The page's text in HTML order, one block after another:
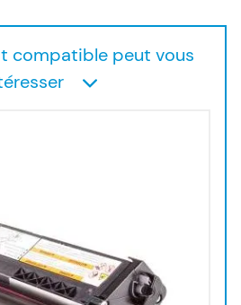
compatible peut vous